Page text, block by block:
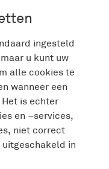
ingesteld
u kunt uw
alle cookies te
wanneer een
is echter
en –services,
niet correct
in